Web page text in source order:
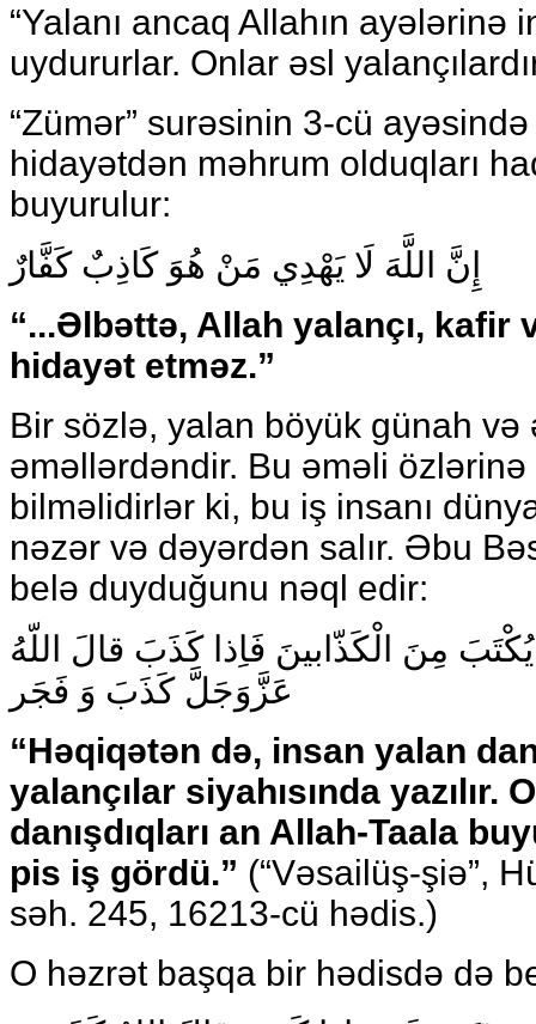
“Yalanı ancaq Allahın ayələrinə
uydururlar. Onlar əsl
“Zümər” surəsinin 3-cü
hidayətdən məhrum olduqları
buyurulur:
إِنَّ اللَّهَ لَا يَهْدِي مَنْ هُوَ كَاذِبٌ كَفَّارٌ
“...Əlbəttə, Allah yalançı, kafir
hidayət etməz.”
Bir sözlə, yalan böyük günah və
əməllərdəndir. Bu əməli
bilməlidirlər ki, bu iş insanı
nəzər və dəyərdən salır. Əbu
belə duyduğunu nəql edir:
مِنَ الْكَذّابينَ فَاِذا كَذَبَ قالَ اللّهُ
عَزَّوَجَلَّ كَذَبَ وَ فَجَر
“Həqiqətən də, insan yalan
yalançılar siyahısında yazılır.
danışdıqları an Allah-Taala
pis iş gördü.” (“Vəsailüş-şiə”,
səh. 245, 16213-cü hədis.)
O həzrət başqa bir hədisdə də